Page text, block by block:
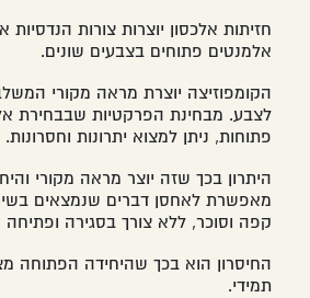
חזיתות אלכסון יוצרות צורות
אלמנטים פתוחים בצבעים שונים.
הקומפוזיצה יוצרת מראה מקורי
לצבע. מבחינת הפרקטיות שבבחירת
פתוחות, ניתן למצוא יתרונות וחסרונות.
היתרון בכך שזה יוצר מראה מקורי
מאפשרת לאחסן דברים שנמצאים
קפה וסוכר, ללא צורך בסגירה
החיסרון הוא בכך שהיחידה הפתוחה
תמידי.